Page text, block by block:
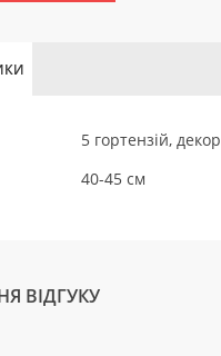
5 гортензій, декор
40-45 см
ВІДГУКУ